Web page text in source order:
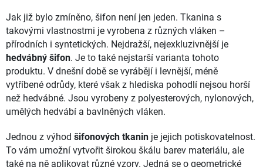
Jak již bylo zmíněno, šifon není jen jeden. Tkanina s
takovými vlastnostmi je vyrobena z různých vláken –
přírodních i syntetických. Nejdražší, nejexkluzivnější je
hedvábný šifon. Je to také nejstarší varianta tohoto
produktu. V dnešní době se vyrábějí i levnější, méně
vytříbené odrůdy, které však z hlediska pohodlí nejsou horší
než hedvábné. Jsou vyrobeny z polyesterových, nylonových,
umělých hedvábí a bavlněných vláken.
Jednou z výhod šifonových tkanin je jejich potiskovatelnost.
To vám umožní vytvořit širokou škálu barev materiálu, ale
také na ně aplikovat různé vzory. Jedná se o geometrické